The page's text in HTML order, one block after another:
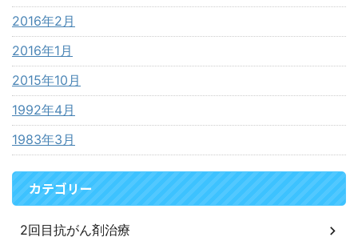
2016年2月
2016年1月
2015年10月
1992年4月
1983年3月
カテゴリー
2回目抗がん剤治療